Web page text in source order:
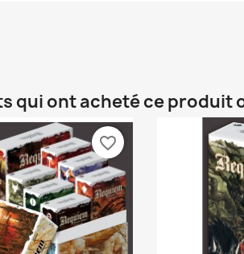
qui ont acheté ce produit
favorite_border